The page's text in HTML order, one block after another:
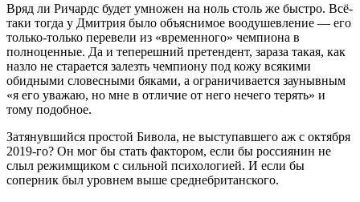
Вряд ли Ричардс будет умножен на ноль столь же быстро. Всё-
таки тогда у Дмитрия было объяснимое воодушевление — его
только-только перевели из «временного» чемпиона в
полноценные. Да и теперешний претендент, зараза такая, как
назло не старается залезть чемпиону под кожу всякими
обидными словесными бяками, а ограничивается заунывным
«я его уважаю, но мне в отличие от него нечего терять» и
тому подобное.
Затянувшийся простой Бивола, не выступавшего аж с октября
2019-го? Он мог бы стать фактором, если бы россиянин не
слыл режимщиком с сильной психологией. И если бы
соперник был уровнем выше среднебританского.